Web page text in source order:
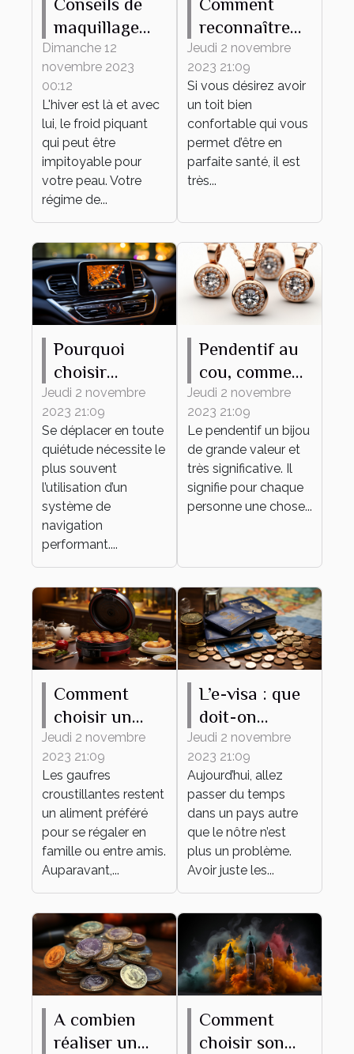
Conseils de
maquillage
pour protéger
votre peau du
froid hivernal
Dimanche 12
novembre 2023
00:12
L'hiver est là et avec
lui, le froid piquant
qui peut être
impitoyable pour
votre peau. Votre
régime de...
Comment
reconnaître
une maison
mal isolée ?
Jeudi 2 novembre
2023 21:09
Si vous désirez avoir
un toit bien
confortable qui vous
permet d’être en
parfaite santé, il est
très...
Pourquoi
choisir
MAPPY
comme
système de
navigation ?
Jeudi 2 novembre
2023 21:09
Se déplacer en toute
quiétude nécessite le
plus souvent
l’utilisation d’un
système de
navigation
performant....
Pendentif au
cou, comment
bien en
choisir ?
Jeudi 2 novembre
2023 21:09
Le pendentif un bijou
de grande valeur et
très significative. Il
signifie pour chaque
personne une chose...
Comment
choisir un
gaufrier ?
Jeudi 2 novembre
2023 21:09
Les gaufres
croustillantes restent
un aliment préféré
pour se régaler en
famille ou entre amis.
Auparavant,...
L’e-visa : que
doit-on
savoir ?
Jeudi 2 novembre
2023 21:09
Aujourd’hui, allez
passer du temps
dans un pays autre
que le nôtre n’est
plus un problème.
Avoir juste les...
A combien
réaliser un
Comment
choisir son